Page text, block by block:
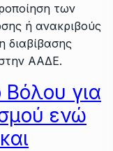
των
ή ανακριβούς
διαβίβασης
ΑΑΔΕ.
Βόλου για
ενώ